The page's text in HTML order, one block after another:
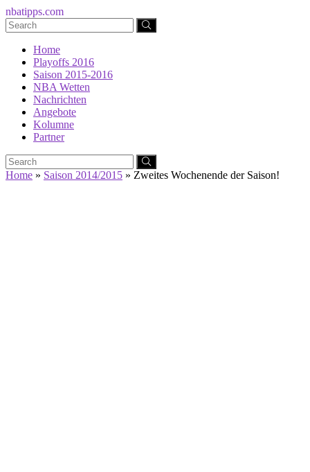
nbatipps.com
Home
Playoffs 2016
Saison 2015-2016
NBA Wetten
Nachrichten
Angebote
Kolumne
Partner
Home » Saison 2014/2015 » Zweites Wochenende der Saison!